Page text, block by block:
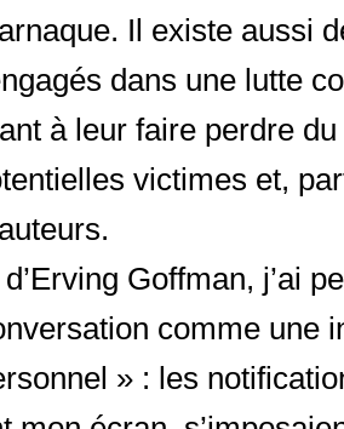
Il existe aussi
dans une lutte
à leur faire perdre
victimes et,
Goffman, j’ai
comme une
» : les